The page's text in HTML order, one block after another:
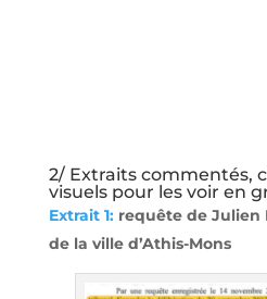
2/ Extraits commentés,
visuels pour les voir en
Extrait 1:requête de Julien
de la ville d’Athis-Mons